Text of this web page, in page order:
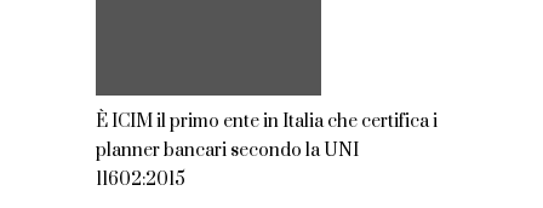
È ICIM il primo ente in Italia che certifica i
planner bancari secondo la UNI
11602:2015